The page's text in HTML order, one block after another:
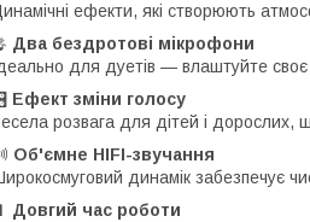
ефекти, які створюють
Два бездротові мікрофони
для дуетів — влаштуйте своє
Ефект зміни голосу
розвага для дітей і дорослих,
Об'ємне HIFI-звучання
динамік забезпечує
Довгий час роботи